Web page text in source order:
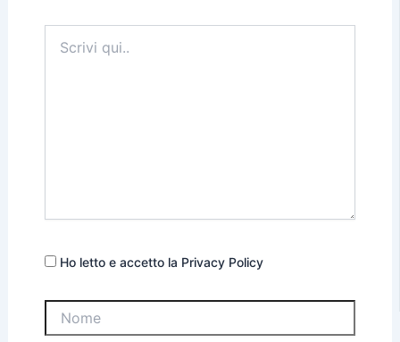
qui..
Ho letto e accetto la Privacy Policy